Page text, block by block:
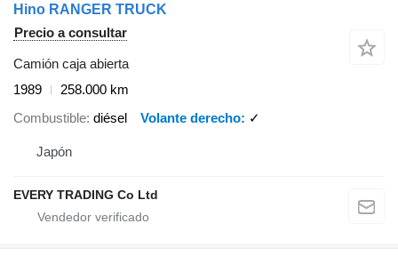
Hino RANGER TRUCK
Precio a consultar
Camión caja abierta
1989
258.000 km
Combustible diésel Volante derecho ✓
Japón
EVERY TRADING Co Ltd